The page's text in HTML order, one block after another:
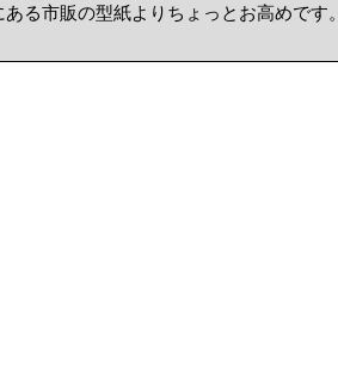
る市販の型紙よりちょっとお高めです。